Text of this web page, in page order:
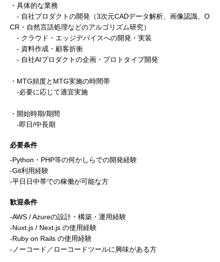
・具体的な業務
- 自社プロダクトの開発（3次元CADデータ解析、画像認識、O
CR・自然言語処理などのアルゴリズム研究）
- クラウド・エッジデバイスへの開発・実装
- 資料作成・顧客折衝
- 自社AIプロダクトの企画・プロトタイプ開発
・MTG頻度とMTG実施の時間帯
-必要に応じて適宜実施
・開始時期/期間
-即日/中長期
必要条件
-Python・PHP等の何かしらでの開発経験
-Git利用経験
-平日日中帯での稼働が可能な方
歓迎条件
-AWS / Azureの設計・構築・運用経験
-Nuxt.js / Next.js の使用経験
-Ruby on Rails の使用経験
-ノーコード／ローコードツールに興味がある方